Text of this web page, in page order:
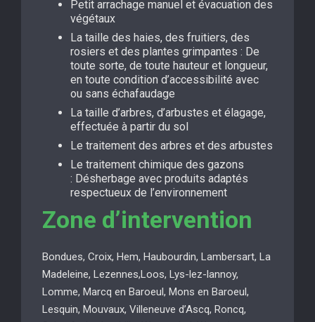
Petit arrachage manuel et évacuation des
végétaux
La taille des haies, des fruitiers, des
rosiers et des plantes grimpantes : De
toute sorte, de toute hauteur et longueur,
en toute condition d’accessibilité avec
ou sans échafaudage
La taille d’arbres, d’arbustes et élagage,
effectuée à partir du sol
Le traitement des arbres et des arbustes
Le traitement chimique des gazons
: Désherbage avec produits adaptés
respectueux de l’environnement
Zone d’intervention
Bondues, Croix, Hem, Haubourdin, Lambersart, La
Madeleine, Lezennes,Loos, Lys-lez-lannoy,
Lomme, Marcq en Baroeul, Mons en Baroeul,
Lesquin, Mouvaux, Villeneuve d’Ascq, Roncq,